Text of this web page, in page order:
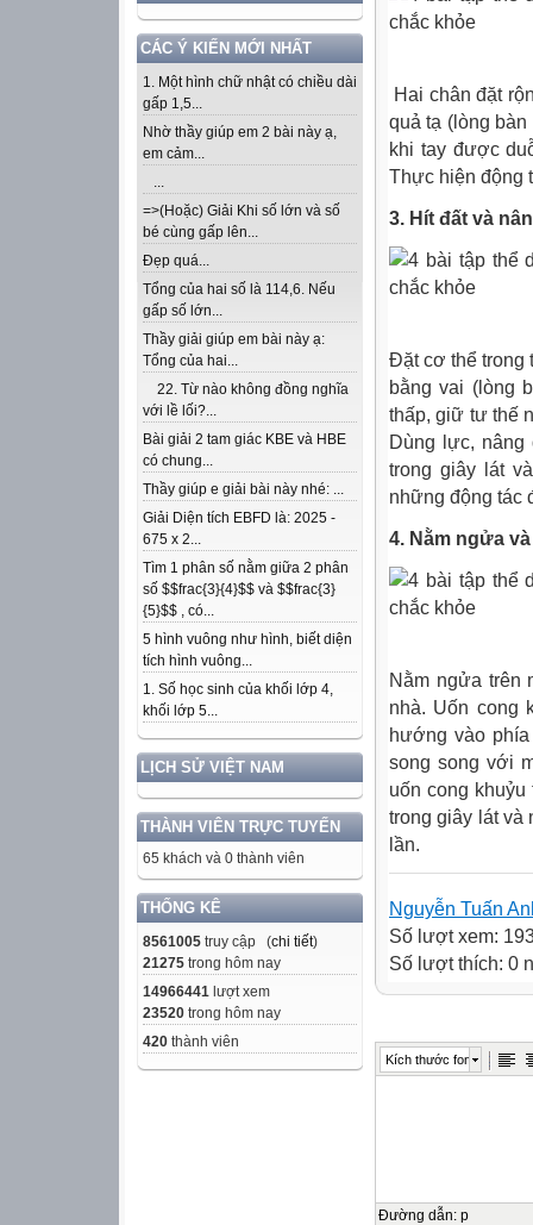
CÁC Ý KIẾN MỚI NHẤT
1. Một hình chữ nhật có chiều dài
gấp 1,5...
Nhờ thầy giúp em 2 bài này ạ,
em cảm...
...
=>(Hoặc) Giải Khi số lớn và số
bé cùng gấp lên...
Đẹp quá...
Tổng của hai số là 114,6. Nếu
gấp số lớn...
Thầy giải giúp em bài này ạ:
Tổng của hai...
22. Từ nào không đồng nghĩa
với lề lối?...
Bài giải 2 tam giác KBE và HBE
có chung...
Thầy giúp e giải bài này nhé: ...
Giải Diện tích EBFD là: 2025 -
675 x 2...
Tìm 1 phân số nằm giữa 2 phân
số $$frac{3}{4}$$ và $$frac{3}
{5}$$ , có...
5 hình vuông như hình, biết diện
tích hình vuông...
1. Số học sinh của khối lớp 4,
khối lớp 5...
LỊCH SỬ VIỆT NAM
THÀNH VIÊN TRỰC TUYẾN
65 khách và 0 thành viên
THỐNG KÊ
8561005 truy cập (chi tiết)
21275 trong hôm nay
14966441 lượt xem
23520 trong hôm nay
420 thành viên
Hai chân đặt
quả tạ (lòng
khi tay được
Thực hiện động
3. Hít đất và
Đặt cơ thể trong
bằng vai (lòng
thấp, giữ tư thế
Dùng lực,
trong giây lát
những động tác
4. Nằm ngửa
Nằm ngửa trên
nhà. Uốn cong
hướng vào
song song với
uốn cong
trong giây lát và
lần.
Nguyễn Tuấn
Số lượt xem:
Số lượt thích: 0
Kích thước font
Đường dẫn: p